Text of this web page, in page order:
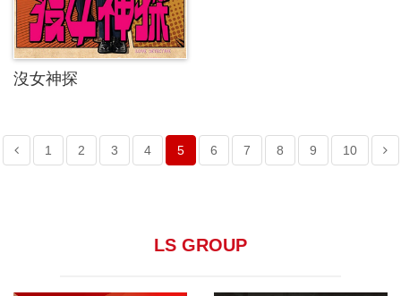
沒女神探
1 2 3 4 5 6 7 8 9 10
LS GROUP